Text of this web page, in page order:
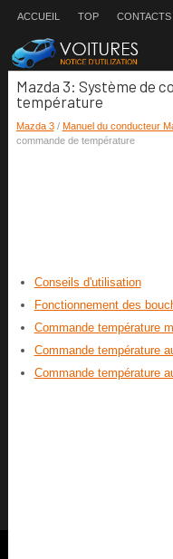
ACCUEIL TOP CONTACTS
Mazda 3: Système de
température
Mazda 3/ Manuel du conducteur
commande de température
Conseils d'utilisation
Fonctionnement des
Commande température
Commande température
Commande température